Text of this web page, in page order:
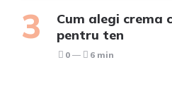
Cum alegi crema
pentru ten
0 6 min